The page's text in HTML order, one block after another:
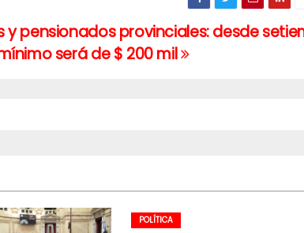
y pensionados provinciales: desde
será de $ 200 mil
POLÍTICA